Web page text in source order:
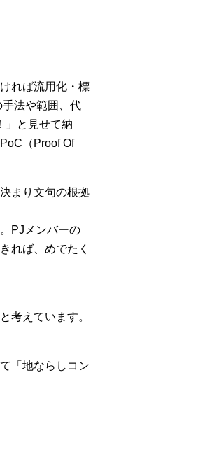
れば流用化・標
法や範囲、代
」と見せて納
（Proof Of
まり文句の根拠
PJメンバーの
れば、めでたく
考えています。
「地ならしコン